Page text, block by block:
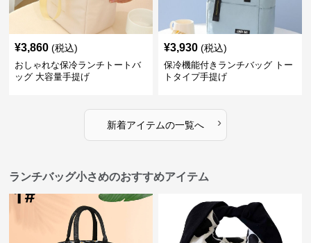
¥3,860 (税込)
おしゃれな保冷ランチトートバ
ッグ 大容量手提げ
¥3,930 (税込)
保冷機能付きランチバッグ トー
トタイプ手提げ
新着アイテムの一覧へ ›
ランチバッグ小さめのおすすめアイテム